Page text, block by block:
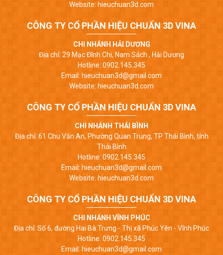
Website: hieuchuan3d.com
CÔNG TY CỔ PHẦN HIỆU CHUẨN 3D VINA
CHI NHÁNH HẢI DƯƠNG
Địa chỉ: 29 Mạc Đĩnh Chi, Nam Sách , Hải Dương
Hotline: 0902.145.345
Email: hieuchuan3d@gmail.com
Website: hieuchuan3d.com
CÔNG TY CỔ PHẦN HIỆU CHUẨN 3D VINA
CHI NHÁNH THÁI BÌNH
Địa chỉ: 61 Chu Văn An, Phường Quan Trung, TP Thái Bình, tỉnh
Thái Bình
Hotline: 0902.145.345
Email: hieuchuan3d@gmail.com
Website: hieuchuan3d.com
CÔNG TY CỔ PHẦN HIỆU CHUẨN 3D VINA
CHI NHÁNH VĨNH PHÚC
Địa chỉ: Số 6, đường Hai Bà Trưng - Thị xã Phúc Yên - Vĩnh Phúc
Hotline: 0902.145.345
Email: hieuchuan3d@gmail.com